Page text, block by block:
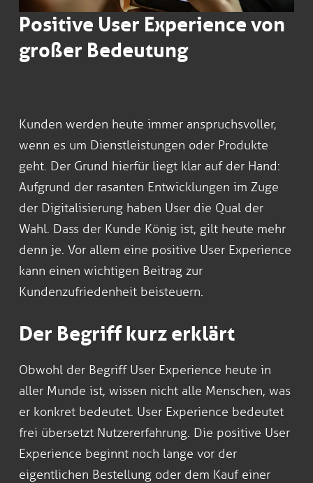
Positive User Experience von
großer Bedeutung
Kunden werden heute immer anspruchsvoller,
wenn es um Dienstleistungen oder Produkte
geht. Der Grund hierfür liegt klar auf der Hand:
Aufgrund der rasanten Entwicklungen im Zuge
der Digitalisierung haben User die Qual der
Wahl. Dass der Kunde König ist, gilt heute mehr
denn je. Vor allem eine positive User Experience
kann einen wichtigen Beitrag zur
Kundenzufriedenheit beisteuern.
Der Begriff kurz erklärt
Obwohl der Begriff User Experience heute in
aller Munde ist, wissen nicht alle Menschen, was
er konkret bedeutet. User Experience bedeutet
frei übersetzt Nutzererfahrung. Die positive User
Experience beginnt noch lange vor der
eigentlichen Bestellung oder dem Kauf einer